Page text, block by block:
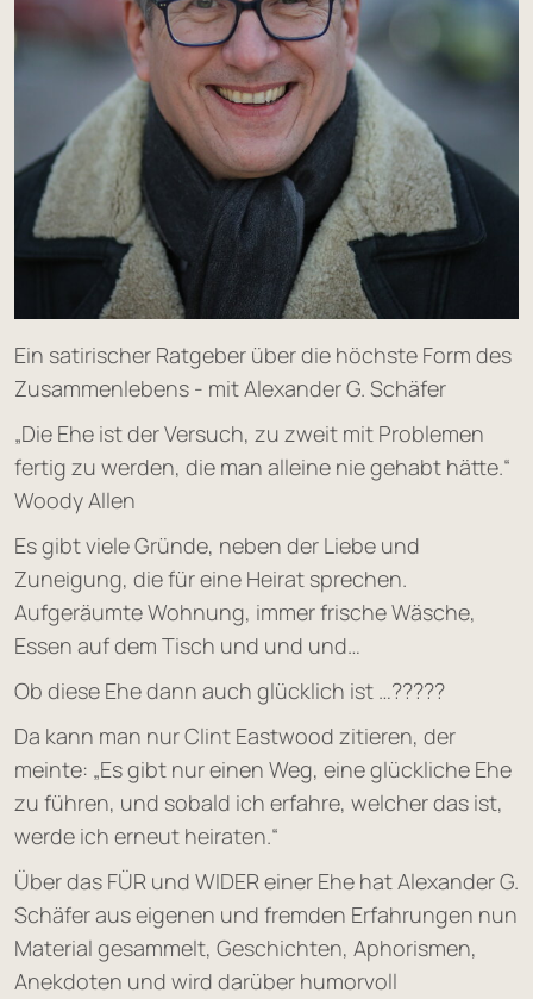
Ein satirischer Ratgeber über die höchste Form des
Zusammenlebens - mit Alexander G. Schäfer
„Die Ehe ist der Versuch, zu zweit mit Problemen
fertig zu werden, die man alleine nie gehabt hätte.“
Woody Allen
Es gibt viele Gründe, neben der Liebe und
Zuneigung, die für eine Heirat sprechen.
Aufgeräumte Wohnung, immer frische Wäsche,
Essen auf dem Tisch und und und…
Ob diese Ehe dann auch glücklich ist …?????
Da kann man nur Clint Eastwood zitieren, der
meinte: „Es gibt nur einen Weg, eine glückliche Ehe
zu führen, und sobald ich erfahre, welcher das ist,
werde ich erneut heiraten.“
Über das FÜR und WIDER einer Ehe hat Alexander G.
Schäfer aus eigenen und fremden Erfahrungen nun
Material gesammelt, Geschichten, Aphorismen,
Anekdoten und wird darüber humorvoll